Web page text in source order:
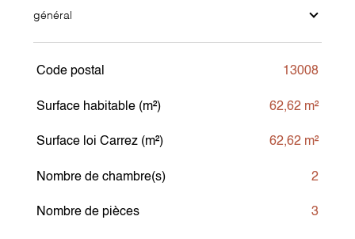
général
TRAD_SIROCCO_Caracteristique
Code postal 13008
Surface habitable (m²) 62,62 m²
Surface loi Carrez (m²) 62,62 m²
Nombre de chambre(s) 2
Nombre de pièces 3